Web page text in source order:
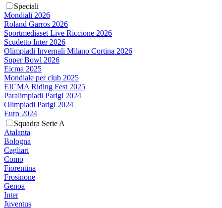
Speciali
Mondiali 2026
Roland Garros 2026
Sportmediaset Live Riccione 2026
Scudetto Inter 2026
Olimpiadi Invernali Milano Cortina 2026
Super Bowl 2026
Eicma 2025
Mondiale per club 2025
EICMA Riding Fest 2025
Paralimpiadi Parigi 2024
Olimpiadi Parigi 2024
Euro 2024
Squadra Serie A
Atalanta
Bologna
Cagliari
Como
Fiorentina
Frosinone
Genoa
Inter
Juventus